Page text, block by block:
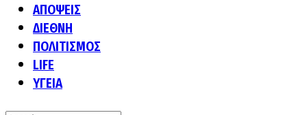
ΑΠΟΨΕΙΣ
ΔΙΕΘΝΗ
ΠΟΛΙΤΙΣΜΟΣ
LIFE
ΥΓΕΙΑ